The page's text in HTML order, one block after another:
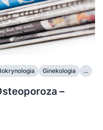
Ginekologia ...
–